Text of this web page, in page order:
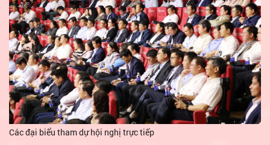
Các đại biểu tham dự hội nghị trực tiếp